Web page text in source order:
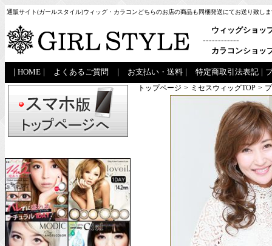
通販サイト(ガールスタイル)ウィッグ・カラコンどちらのお店の商品も同梱発送にてお送り致し
ウィッグショッ
------------
カラコンショッ
HOME よくあるご質問 お支払い・送料 特定商取引法表記
トップページ > ミセスウィッグTOP >